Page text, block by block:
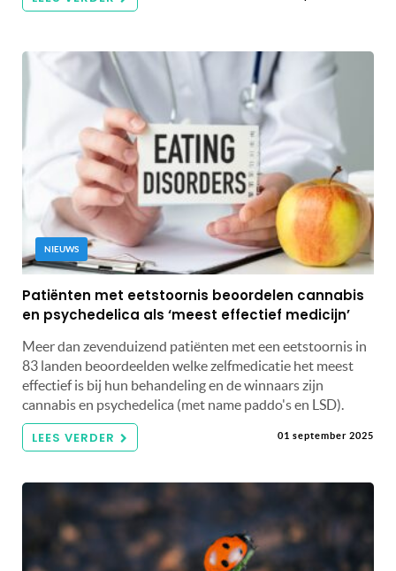
NIEUWS
Patiënten met eetstoornis beoordelen cannabis
en psychedelica als ‘meest effectief medicijn’
Meer dan zevenduizend patiënten met een eetstoornis in
83 landen beoordeelden welke zelfmedicatie het meest
effectief is bij hun behandeling en de winnaars zijn
cannabis en psychedelica (met name paddo's en LSD).
LEES VERDER 01 september 2025